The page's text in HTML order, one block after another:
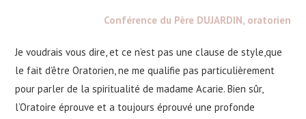
Conférence du Père DUJARDIN, oratorien
Je voudrais vous dire, et ce n’est pas une clause de style,que
le fait d’être Oratorien, ne me qualifie pas particulièrement
pour parler de la spiritualité de madame Acarie. Bien sûr,
l’Oratoire éprouve et a toujours éprouvé une profonde